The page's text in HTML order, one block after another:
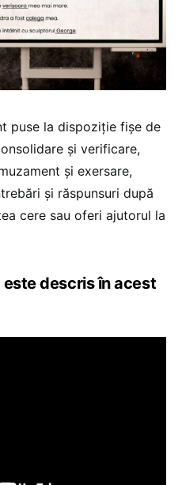
puse la dispoziție fișe de
și verificare,
și exersare,
și răspunsuri după
cere sau oferi ajutorul la
descris în acest